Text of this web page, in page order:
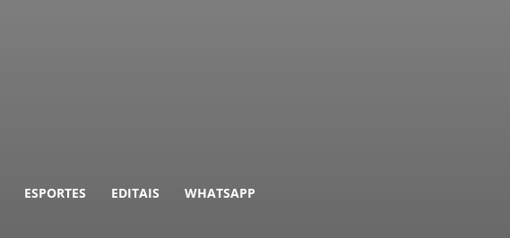
ESPORTES EDITAIS WHATSAPP